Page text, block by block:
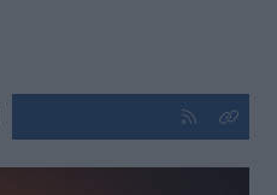
Kliknij aby
Kliknij